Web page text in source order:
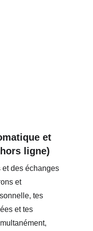
et
ligne)
et des échanges
et
tes
et tes